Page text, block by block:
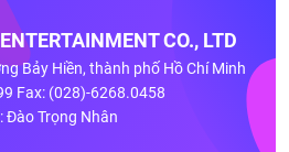
CO., LTD
Bảy Hiền, thành phố Hồ Chí Minh
Fax: (028)-6268.0458
Đào Trọng Nhân